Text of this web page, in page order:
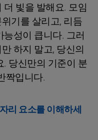
빛을 발해요. 모임
기를 살리고, 리듬
성이 큽니다. 그러
하지 말고, 당신의
당신만의 기준이 분
짝입니다.
리 요소를 이해하세